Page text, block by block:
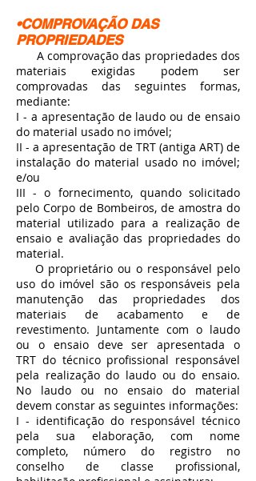
•COMPROVAÇÃO DAS
PROPRIEDADES
A comprovação das propriedades dos
materiais exigidas podem ser
comprovadas das seguintes formas,
mediante:
I - a apresentação de laudo ou de ensaio
do material usado no imóvel;
II - a apresentação de TRT (antiga ART) de
instalação do material usado no imóvel;
e/ou
III - o fornecimento, quando solicitado
pelo Corpo de Bombeiros, de amostra do
material utilizado para a realização de
ensaio e avaliação das propriedades do
material.
O proprietário ou o responsável pelo
uso do imóvel são os responsáveis pela
manutenção das propriedades dos
materiais de acabamento e de
revestimento. Juntamente com o laudo
ou o ensaio deve ser apresentada o
TRT do técnico profissional responsável
pela realização do laudo ou do ensaio.
No laudo ou no ensaio do material
devem constar as seguintes informações:
I - identificação do responsável técnico
pela sua elaboração, com nome
completo, número do registro no
conselho de classe profissional,